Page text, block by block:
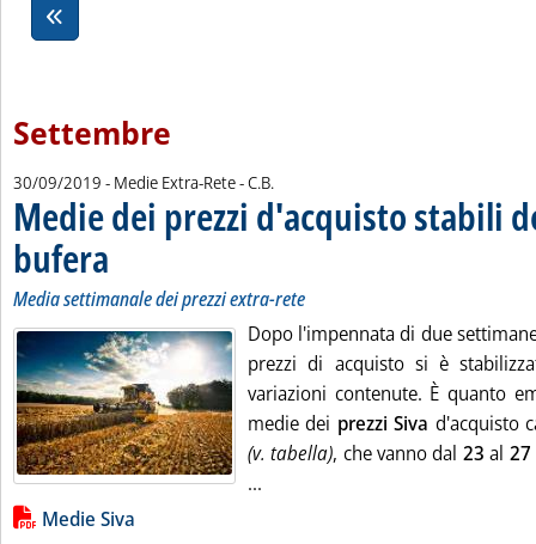
Settembre
30/09/2019 - Medie Extra-Rete -di:
C.B.
Medie dei prezzi d'acquisto stabili
bufera . Sottotitolo: Media settimanale dei prezzi extra-rete
. Pubblicata lunedì 30 settembre 2019 alle 13.24.
Media settimanale dei prezzi extra-rete
Dopo l'impennata di due
prezzi di acquisto si è
variazioni contenute. È quanto
medie dei prezzi Siva d'acquisto
(v. tabella), che vanno dal 23al
...
Lista allegati PDF alla notizia
Medie Siva